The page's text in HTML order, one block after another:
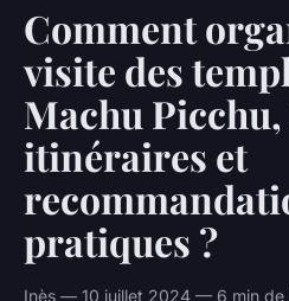
Comment
visite des
Machu
itinéraires et
pratiques ?
Inès — 10 juillet 2024 — 6 min de